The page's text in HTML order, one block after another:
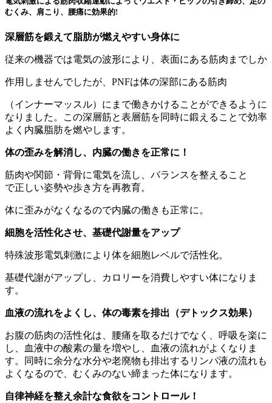
むくみ、肩こり、腰痛に効果的!
深層筋を鍛えて脂肪が燃えやすい身体に
従来の機器では電気の波形により、表面にある筋肉までしか
作用しませんでしたが、PNFは体の深部にある筋肉
（インナーマッスル）にまで働きかけることができるように
なりました。この深層筋と表層筋を同時に鍛えることで効率
よく内臓脂肪を燃やします。
体の歪みを解消し、内臓の働きを正常に！
筋肉や関節・背骨に電気を流し、バランスを整えること
で正しい姿勢や歩き方を再教育。
体に歪みがなくなるので内臓の働きも正常に。
細胞を活性化させ、基礎代謝量をアップ
特殊波形電気刺激により体を細胞レベルで活性化。
基礎代謝がアップし、カロリーを消費しやすい体になりま
す。
血液の流れをよくし、体の毒素を排出（デトックス効果）
お腹の筋肉の活性化は、腰痛を取るだけでなく、呼吸を楽に
し、血液中の酸素の量を増やし、血液の流れがよくなりま
す。同時に余分な水分や老廃物も排出するリンパ液の流れも
よくなるので、むくみのない締まった体になります。
自律神経を整え余計な食欲をコントロール！